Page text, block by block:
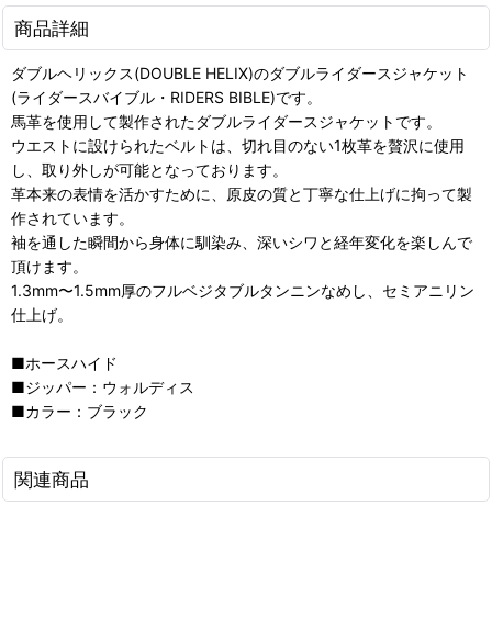
商品詳細
ダブルヘリックス(DOUBLE HELIX)のダブルライダースジャケット
(ライダースバイブル・RIDERS BIBLE)です。
馬革を使用して製作されたダブルライダースジャケットです。
ウエストに設けられたベルトは、切れ目のない1枚革を贅沢に使用
し、取り外しが可能となっております。
革本来の表情を活かすために、原皮の質と丁寧な仕上げに拘って製
作されています。
袖を通した瞬間から身体に馴染み、深いシワと経年変化を楽しんで
頂けます。
1.3mm〜1.5mm厚のフルベジタブルタンニンなめし、セミアニリン
仕上げ。
■ホースハイド
■ジッパー：ウォルディス
■カラー：ブラック
関連商品